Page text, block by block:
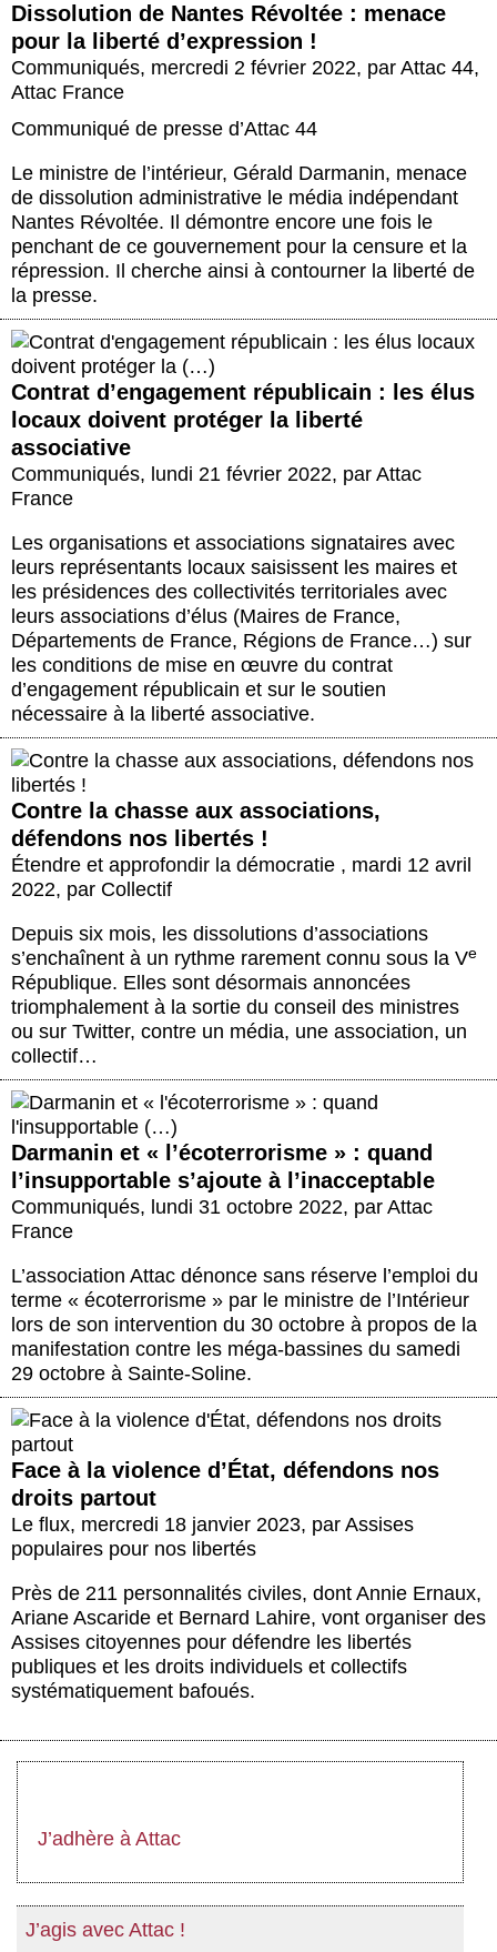
Dissolution de Nantes Révoltée : menace
pour la liberté d’expression !
Communiqués, mercredi 2 février 2022, par Attac 44,
Attac France
Communiqué de presse d’Attac 44
Le ministre de l’intérieur, Gérald Darmanin, menace
de dissolution administrative le média indépendant
Nantes Révoltée. Il démontre encore une fois le
penchant de ce gouvernement pour la censure et la
répression. Il cherche ainsi à contourner la liberté de
la presse.
Contrat d’engagement républicain : les élus
locaux doivent protéger la liberté
associative
Communiqués, lundi 21 février 2022, par Attac
France
Les organisations et associations signataires avec
leurs représentants locaux saisissent les maires et
les présidences des collectivités territoriales avec
leurs associations d’élus (Maires de France,
Départements de France, Régions de France…) sur
les conditions de mise en œuvre du contrat
d’engagement républicain et sur le soutien
nécessaire à la liberté associative.
Contre la chasse aux associations,
défendons nos libertés !
Étendre et approfondir la démocratie , mardi 12 avril
2022, par Collectif
Depuis six mois, les dissolutions d’associations
s’enchaînent à un rythme rarement connu sous la Ve
République. Elles sont désormais annoncées
triomphalement à la sortie du conseil des ministres
ou sur Twitter, contre un média, une association, un
collectif…
Darmanin et « l’écoterrorisme » : quand
l’insupportable s’ajoute à l’inacceptable
Communiqués, lundi 31 octobre 2022, par Attac
France
L’association Attac dénonce sans réserve l’emploi du
terme « écoterrorisme » par le ministre de l’Intérieur
lors de son intervention du 30 octobre à propos de la
manifestation contre les méga-bassines du samedi
29 octobre à Sainte-Soline.
Face à la violence d’État, défendons nos
droits partout
Le flux, mercredi 18 janvier 2023, par Assises
populaires pour nos libertés
Près de 211 personnalités civiles, dont Annie Ernaux,
Ariane Ascaride et Bernard Lahire, vont organiser des
Assises citoyennes pour défendre les libertés
publiques et les droits individuels et collectifs
systématiquement bafoués.
J’adhère à Attac
J’agis avec Attac !